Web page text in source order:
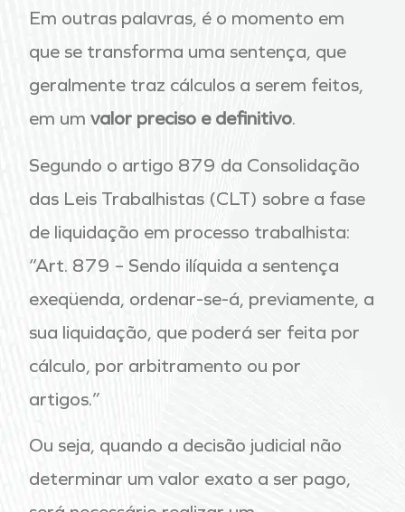
Em outras palavras, é o momento em
que se transforma uma sentença, que
geralmente traz cálculos a serem feitos,
em um valor preciso e definitivo.
Segundo o artigo 879 da Consolidação
das Leis Trabalhistas (CLT) sobre a fase
de liquidação em processo trabalhista:
“Art. 879 – Sendo ilíquida a sentença
exeqüenda, ordenar-se-á, previamente, a
sua liquidação, que poderá ser feita por
cálculo, por arbitramento ou por
artigos.”
Ou seja, quando a decisão judicial não
determinar um valor exato a ser pago,